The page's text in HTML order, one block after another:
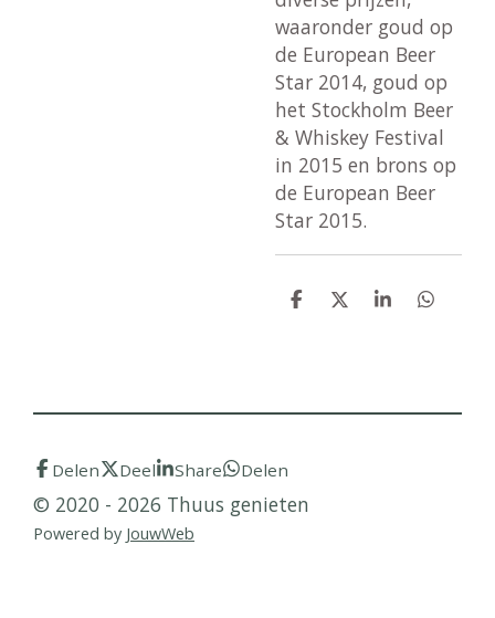
waaronder goud op
de European Beer
Star 2014, goud op
het Stockholm Beer
& Whiskey Festival
in 2015 en brons op
de European Beer
Star 2015.
D
D
S
D
Delen Deel Share Delen
© 2020 - 2026 Thuus genieten
Powered by JouwWeb